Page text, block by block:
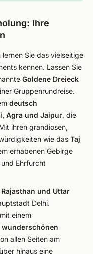
Ihre
Sie das vielseitige
kennen. Lassen Sie
Goldene Dreieck
Gruppenrundreise.
deutsch
Agra und Jaipur, die
ihren grandiosen,
wie das Taj
erhabenen Gebirge
Ehrfurcht
Rajasthan und Uttar
Delhi.
einem
wunderschönen
allen Seiten am
hinaus eine